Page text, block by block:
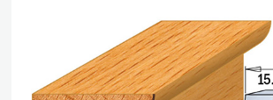
Legg i handlekurv
Sammenlign